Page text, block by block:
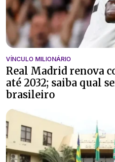
VÍNCULO MILIONÁRIO
Real Madrid renova
até 2032; saiba qual
brasileiro